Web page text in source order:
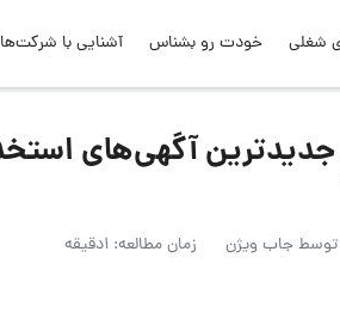
شغلی خودت رو بشناس آشنایی با شرکت‌ها
جاب ویژن زمان مطالعه: 1دقیقه